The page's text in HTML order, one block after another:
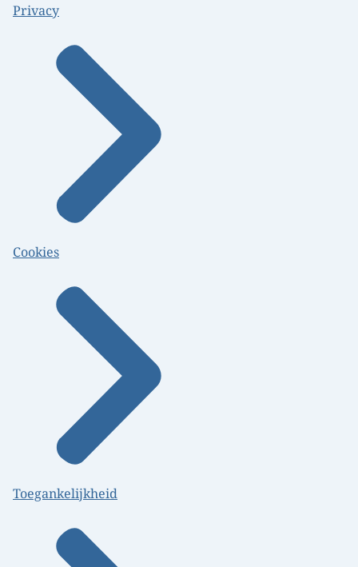
Privacy
Cookies
Toegankelijkheid